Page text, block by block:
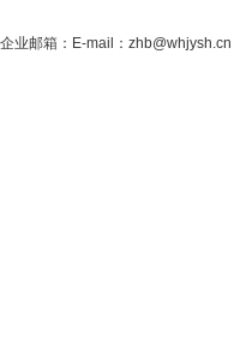
企业邮箱：E-mail：zhb@whjysh.cn